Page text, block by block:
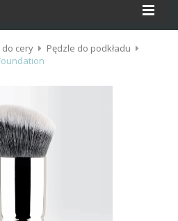
do cery
Pędzle do podkładu